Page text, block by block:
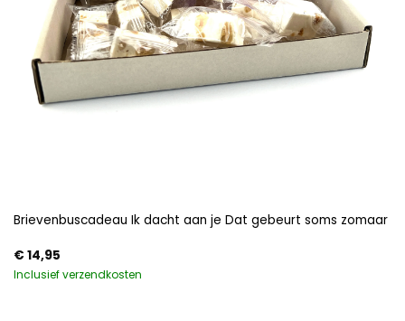
Brievenbuscadeau Ik dacht aan je Dat gebeurt soms zomaar
€14,95
Inclusief verzendkosten